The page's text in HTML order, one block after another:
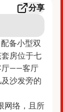
分享
备小型双
房位于七
厅——客厅
沙发旁的
网络，且所